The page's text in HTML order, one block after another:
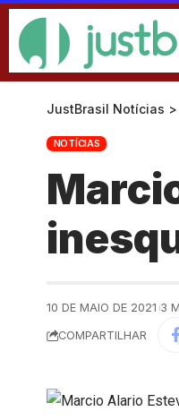
JustBrasil Notícias >
NOTÍCIAS
10 DE MAIO DE 2021 3
COMPARTILHAR